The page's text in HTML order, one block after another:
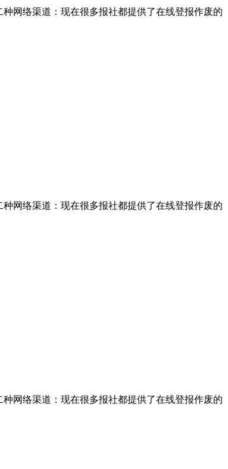
网络渠道：现在很多报社都提供了在线登报作废的
网络渠道：现在很多报社都提供了在线登报作废的
网络渠道：现在很多报社都提供了在线登报作废的